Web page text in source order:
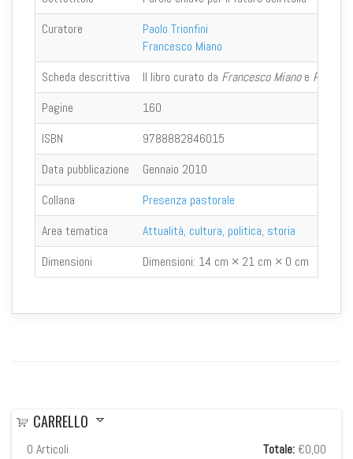
Curatore
Paolo Trionfini
Francesco Miano
Scheda descrittiva
Il libro curato da Francesco Mianoe Paolo
Pagine
160
ISBN
9788882846015
Data pubblicazione
Gennaio 2010
Collana
Presenza pastorale
Area tematica
Attualità, cultura, politica, storia
Dimensioni
Dimensioni: 14 cm × 21 cm × 0 cm
CARRELLO
0 Articoli Totale: €0,00